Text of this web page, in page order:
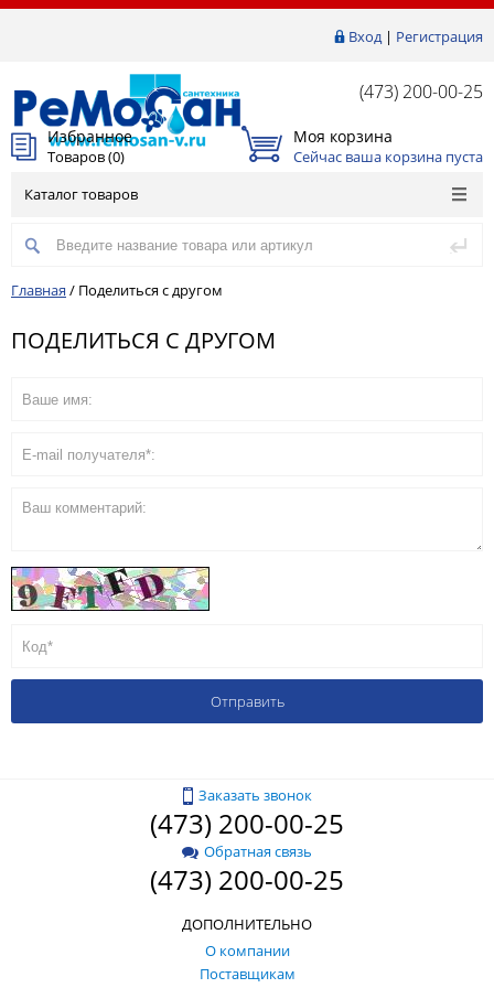
Вход| Регистрация
(473) 200-00-25
Избранное
Товаров (0)
Моя корзина
Сейчас ваша корзина пуста
Каталог товаров
Главная / Поделиться с другом
ПОДЕЛИТЬСЯ С ДРУГОМ
Заказать звонок
(473) 200-00-25
Обратная связь
(473) 200-00-25
ДОПОЛНИТЕЛЬНО
О компании
Поставщикам